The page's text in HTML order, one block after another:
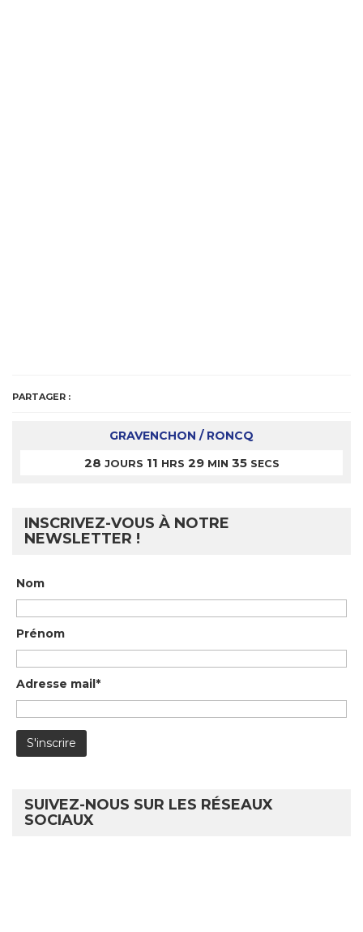
PARTAGER :
GRAVENCHON / RONCQ
28 JOURS 11 HRS 29 MIN 35 SECS
INSCRIVEZ-VOUS À NOTRE
NEWSLETTER !
Nom
Prénom
Adresse mail*
SUIVEZ-NOUS SUR LES RÉSEAUX
SOCIAUX